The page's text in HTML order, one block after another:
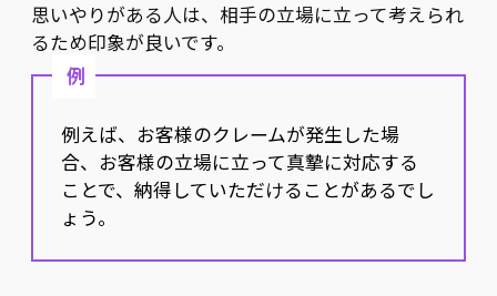
思いやりがある人は、相手の立場に立って考えられ
るため印象が良いです。
例
例えば、お客様のクレームが発生した場
合、お客様の立場に立って真摯に対応する
ことで、納得していただけることがあるでし
ょう。